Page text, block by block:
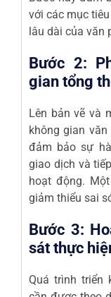
với các mục
lâu dài của văn
Bước 2:
gian tổng
Lên bản vẽ và
không gian
đảm bảo sự
giao dịch và
hoạt động.
giảm thiểu sai
Bước 3:
sát thực
Quá trình triển